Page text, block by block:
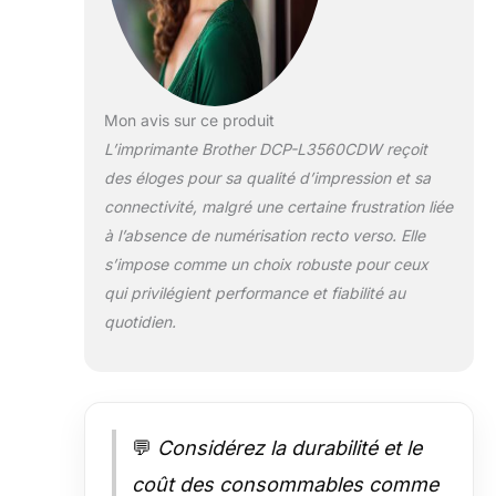
250 feuilles pour réduire les
rechargements fréquents Toners
de démarrage inclus: Livrés avec
l'imprimante pour 1 000 pages en
noir et 1 000 pages en couleur
Mon avis sur ce produit
L’imprimante Brother DCP-L3560CDW reçoit
des éloges pour sa qualité d’impression et sa
connectivité, malgré une certaine frustration liée
à l’absence de numérisation recto verso. Elle
s’impose comme un choix robuste pour ceux
qui privilégient performance et fiabilité au
quotidien.
💬 Considérez la durabilité et le
coût des consommables comme